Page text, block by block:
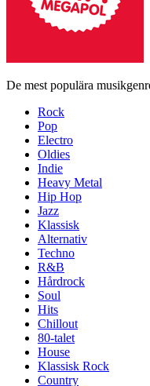
De mest populära
Rock
Pop
Electro
Oldies
Indie
Heavy Metal
Hip Hop
Jazz
Klassisk
Alternativ
Techno
R&B
Hårdrock
Soul
Hits
Chillout
80-talet
House
Klassisk Rock
Country